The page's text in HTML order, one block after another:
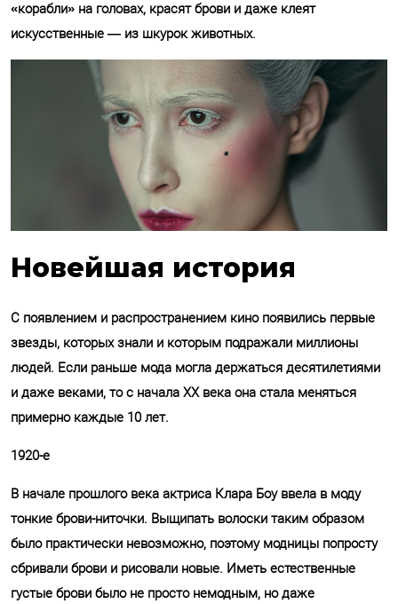
«корабли» на головах, красят брови и даже клеят
искусственные — из шкурок животных.
Новейшая история
С появлением и распространением кино появились первые
звезды, которых знали и которым подражали миллионы
людей. Если раньше мода могла держаться десятилетиями
и даже веками, то с начала XX века она стала меняться
примерно каждые 10 лет.
1920-е
В начале прошлого века актриса Клара Боу ввела в моду
тонкие брови-ниточки. Выщипать волоски таким образом
было практически невозможно, поэтому модницы попросту
сбривали брови и рисовали новые. Иметь естественные
густые брови было не просто немодным, но даже